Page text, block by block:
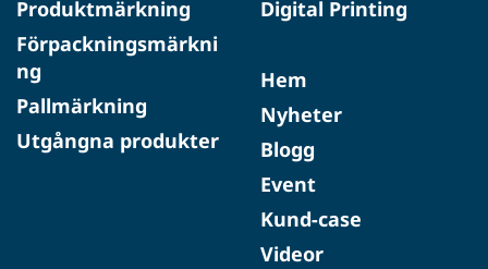
Produktmärkning
Förpackningsmärkni
ng
Pallmärkning
Utgångna produkter
Digital Printing
Hem
Nyheter
Blogg
Event
Kund-case
Videor